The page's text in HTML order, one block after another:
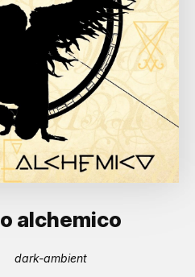
alchemico
dark-ambient